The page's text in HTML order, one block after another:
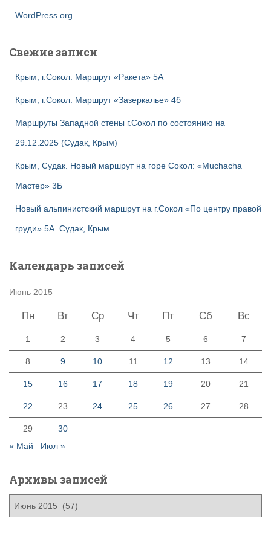
WordPress.org
Свежие записи
Крым, г.Сокол. Маршрут «Ракета» 5А
Крым, г.Сокол. Маршрут «Зазеркалье» 4б
Маршруты Западной стены г.Сокол по состоянию на
29.12.2025 (Судак, Крым)
Крым, Судак. Новый маршрут на горе Сокол: «Muchacha
Мастер» 3Б
Новый альпинистский маршрут на г.Сокол «По центру правой
груди» 5А. Судак, Крым
Календарь записей
Июнь 2015
Пн Вт Ср Чт Пт Сб Вс
1 2 3 4 5 6 7
8 9 10 11 12 13 14
15 16 17 18 19 20 21
22 23 24 25 26 27 28
29
30
« Май
Июл »
Архивы записей